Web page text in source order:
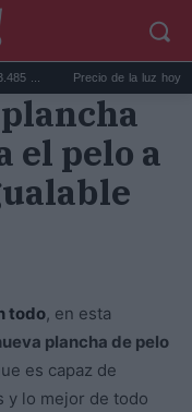
Precio de la luz hoy, jueves
el pelo a
todo, en esta
plancha de pelo
es capaz de
y lo mejor de todo